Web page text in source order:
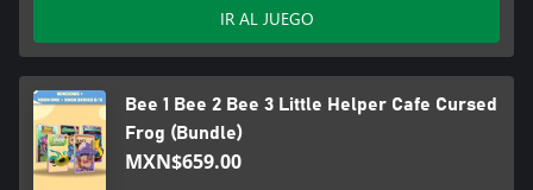
IR AL JUEGO
Bee 1 Bee 2 Bee 3 Little Helper Cafe Cursed
Frog (Bundle)
MXN$659.00